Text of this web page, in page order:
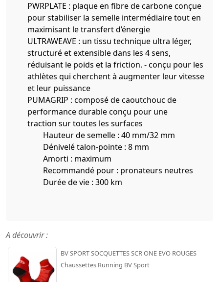
PWRPLATE : plaque en fibre de carbone conçue
pour stabiliser la semelle intermédiaire tout en
maximisant le transfert d’énergie
ULTRAWEAVE : un tissu technique ultra léger,
structuré et extensible dans les 4 sens,
réduisant le poids et la friction. - conçu pour les
athlètes qui cherchent à augmenter leur vitesse
et leur puissance
PUMAGRIP : composé de caoutchouc de
performance durable conçu pour une
traction sur toutes les surfaces
Hauteur de semelle : 40 mm/32 mm
Dénivelé talon-pointe : 8 mm
Amorti : maximum
Recommandé pour : pronateurs neutres
Durée de vie : 300 km
A découvrir :
BV SPORT SOCQUETTES SCR ONE EVO ROUGES
Chaussettes Running BV Sport